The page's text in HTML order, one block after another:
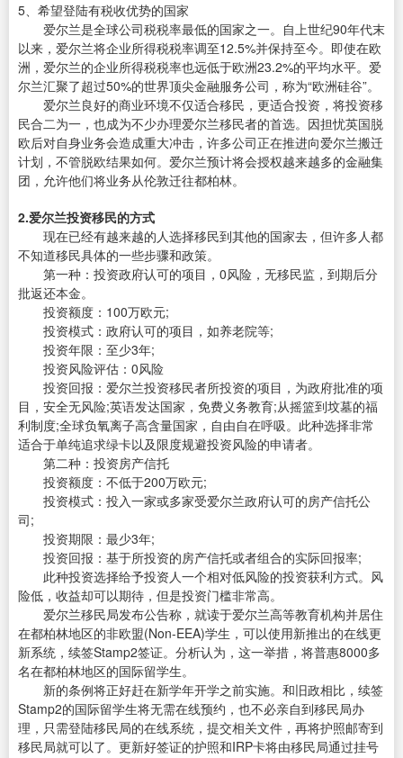
5、希望登陆有税收优势的国家
爱尔兰是全球公司税税率最低的国家之一。自上世纪90年代末
以来，爱尔兰将企业所得税税率调至12.5%并保持至今。即使在欧
洲，爱尔兰的企业所得税税率也远低于欧洲23.2%的平均水平。爱
尔兰汇聚了超过50%的世界顶尖金融服务公司，称为“欧洲硅谷”。
爱尔兰良好的商业环境不仅适合移民，更适合投资，将投资移
民合二为一，也成为不少办理爱尔兰移民者的首选。因担忧英国脱
欧后对自身业务会造成重大冲击，许多公司正在推进向爱尔兰搬迁
计划，不管脱欧结果如何。爱尔兰预计将会授权越来越多的金融集
团，允许他们将业务从伦敦迁往都柏林。
2.爱尔兰投资移民的方式
现在已经有越来越的人选择移民到其他的国家去，但许多人都
不知道移民具体的一些步骤和政策。
第一种：投资政府认可的项目，0风险，无移民监，到期后分
批返还本金。
投资额度：100万欧元;
投资模式：政府认可的项目，如养老院等;
投资年限：至少3年;
投资风险评估：0风险
投资回报：爱尔兰投资移民者所投资的项目，为政府批准的项
目，安全无风险;英语发达国家，免费义务教育;从摇篮到坟墓的福
利制度;全球负氧离子高含量国家，自由自在呼吸。此种选择非常
适合于单纯追求绿卡以及限度规避投资风险的申请者。
第二种：投资房产信托
投资额度：不低于200万欧元;
投资模式：投入一家或多家受爱尔兰政府认可的房产信托公
司;
投资期限：最少3年;
投资回报：基于所投资的房产信托或者组合的实际回报率;
此种投资选择给予投资人一个相对低风险的投资获利方式。风
险低，收益却可以期待，但是投资门槛非常高。
爱尔兰移民局发布公告称，就读于爱尔兰高等教育机构并居住
在都柏林地区的非欧盟(Non-EEA)学生，可以使用新推出的在线更
新系统，续签Stamp2签证。分析认为，这一举措，将普惠8000多
名在都柏林地区的国际留学生。
新的条例将正好赶在新学年开学之前实施。和旧政相比，续签
Stamp2的国际留学生将无需在线预约，也不必亲自到移民局办
理，只需登陆移民局的在线系统，提交相关文件，再将护照邮寄到
移民局就可以了。更新好签证的护照和IRP卡将由移民局通过挂号